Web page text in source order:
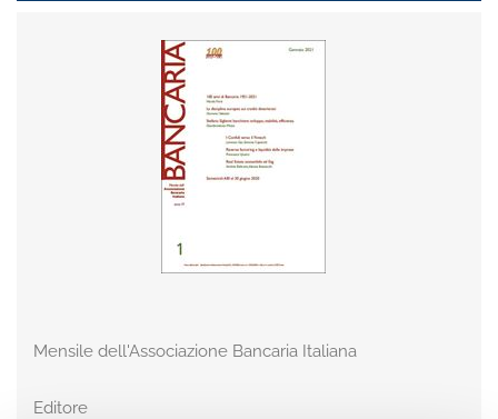
Mensile dell'Associazione Bancaria Italiana
Editore